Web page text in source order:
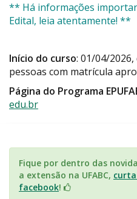
** Há informações
Edital, leia atentamente! **
Início do curso: 01/04/
pessoas com matrícula
Página do Programa
edu.br
Fique por dentro das
a extensão na UFABC,
facebook!